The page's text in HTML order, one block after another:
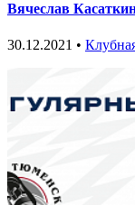
Вячеслав
30.12.2021 •